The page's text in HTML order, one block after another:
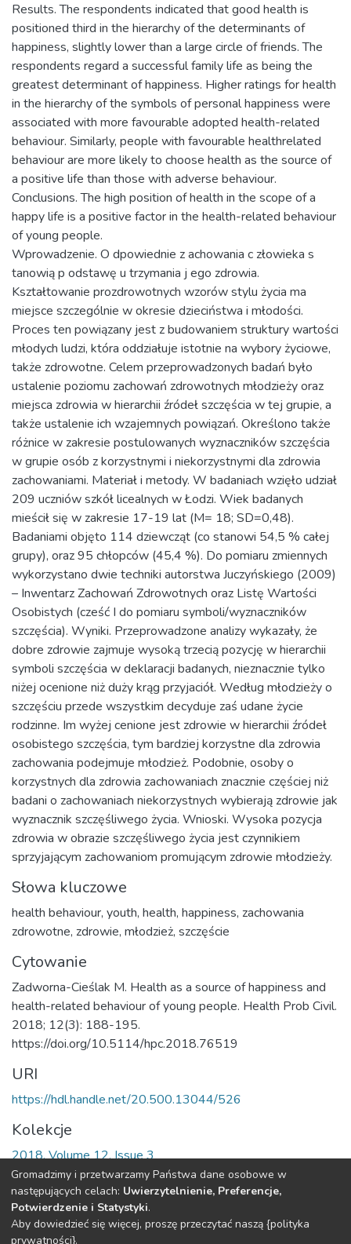
Results. The respondents indicated that good health is
positioned third in the hierarchy of the determinants of
happiness, slightly lower than a large circle of friends. The
respondents regard a successful family life as being the
greatest determinant of happiness. Higher ratings for health
in the hierarchy of the symbols of personal happiness were
associated with more favourable adopted health-related
behaviour. Similarly, people with favourable healthrelated
behaviour are more likely to choose health as the source of
a positive life than those with adverse behaviour.
Conclusions. The high position of health in the scope of a
happy life is a positive factor in the health-related behaviour
of young people.
Wprowadzenie. O dpowiednie z achowania c złowieka s
tanowią p odstawę u trzymania j ego zdrowia.
Kształtowanie prozdrowotnych wzorów stylu życia ma
miejsce szczególnie w okresie dzieciństwa i młodości.
Proces ten powiązany jest z budowaniem struktury wartości
młodych ludzi, która oddziałuje istotnie na wybory życiowe,
także zdrowotne. Celem przeprowadzonych badań było
ustalenie poziomu zachowań zdrowotnych młodzieży oraz
miejsca zdrowia w hierarchii źródeł szczęścia w tej grupie, a
także ustalenie ich wzajemnych powiązań. Określono także
różnice w zakresie postulowanych wyznaczników szczęścia
w grupie osób z korzystnymi i niekorzystnymi dla zdrowia
zachowaniami. Materiał i metody. W badaniach wzięło udział
209 uczniów szkół licealnych w Łodzi. Wiek badanych
mieścił się w zakresie 17-19 lat (M= 18; SD=0,48).
Badaniami objęto 114 dziewcząt (co stanowi 54,5 % całej
grupy), oraz 95 chłopców (45,4 %). Do pomiaru zmiennych
wykorzystano dwie techniki autorstwa Juczyńskiego (2009)
– Inwentarz Zachowań Zdrowotnych oraz Listę Wartości
Osobistych (cześć I do pomiaru symboli/wyznaczników
szczęścia). Wyniki. Przeprowadzone analizy wykazały, że
dobre zdrowie zajmuje wysoką trzecią pozycję w hierarchii
symboli szczęścia w deklaracji badanych, nieznacznie tylko
niżej ocenione niż duży krąg przyjaciół. Według młodzieży o
szczęściu przede wszystkim decyduje zaś udane życie
rodzinne. Im wyżej cenione jest zdrowie w hierarchii źródeł
osobistego szczęścia, tym bardziej korzystne dla zdrowia
zachowania podejmuje młodzież. Podobnie, osoby o
korzystnych dla zdrowia zachowaniach znacznie częściej niż
badani o zachowaniach niekorzystnych wybierają zdrowie jak
wyznacznik szczęśliwego życia. Wnioski. Wysoka pozycja
zdrowia w obrazie szczęśliwego życia jest czynnikiem
sprzyjającym zachowaniom promującym zdrowie młodzieży.
Słowa kluczowe
health behaviour, youth, health, happiness, zachowania
zdrowotne, zdrowie, młodzież, szczęście
Cytowanie
Zadworna-Cieślak M. Health as a source of happiness and
health-related behaviour of young people. Health Prob Civil.
2018; 12(3): 188-195.
https://doi.org/10.5114/hpc.2018.76519
URI
https://hdl.handle.net/20.500.13044/526
Kolekcje
2018, Volume 12, Issue 3
Cała strona rekordu
DSpace software
Gromadzimy i przetwarzamy Państwa dane osobowe w
następujących celach: Uwierzytelnienie, Preferencje,
Potwierdzenie i Statystyki.
Aby dowiedzieć się więcej, proszę przeczytać naszą {polityka
prywatności}.